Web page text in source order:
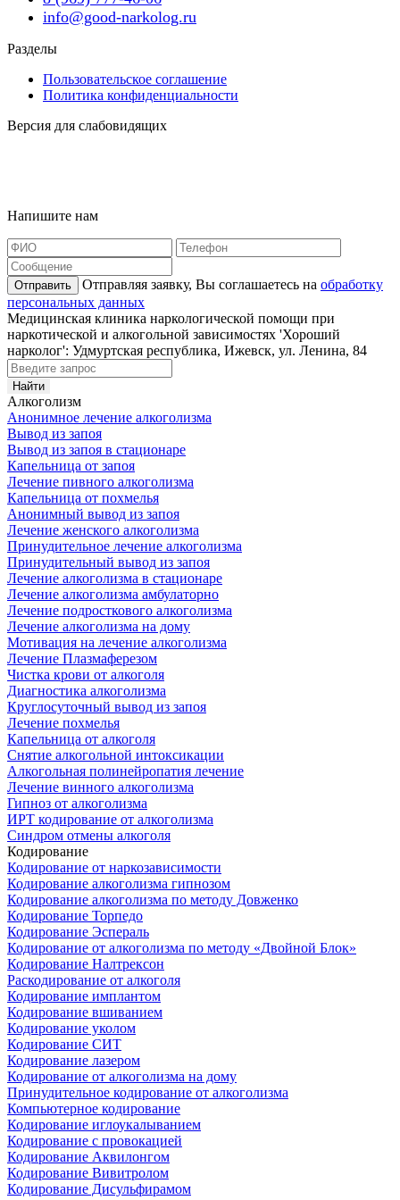
info@good-narkolog.ru
Разделы
Пользовательское соглашение
Политика конфиденциальности
Версия для слабовидящих
Напишите нам
Отправить Отправляя заявку, Вы соглашаетесь на обработку
персональных данных
Медицинская клиника наркологической помощи при
наркотической и алкогольной зависимостях 'Хороший
нарколог': Удмуртская республика, Ижевск, ул. Ленина, 84
Алкоголизм
Анонимное лечение алкоголизма
Вывод из запоя
Вывод из запоя в стационаре
Капельница от запоя
Лечение пивного алкоголизма
Капельница от похмелья
Анонимный вывод из запоя
Лечение женского алкоголизма
Принудительное лечение алкоголизма
Принудительный вывод из запоя
Лечение алкоголизма в стационаре
Лечение алкоголизма амбулаторно
Лечение подросткового алкоголизма
Лечение алкоголизма на дому
Мотивация на лечение алкоголизма
Лечение Плазмаферезом
Чистка крови от алкоголя
Диагностика алкоголизма
Круглосуточный вывод из запоя
Лечение похмелья
Капельница от алкоголя
Снятие алкогольной интоксикации
Алкогольная полинейропатия лечение
Лечение винного алкоголизма
Гипноз от алкоголизма
ИРТ кодирование от алкоголизма
Синдром отмены алкоголя
Кодирование
Кодирование от наркозависимости
Кодирование алкоголизма гипнозом
Кодирование алкоголизма по методу Довженко
Кодирование Торпедо
Кодирование Эспераль
Кодирование от алкоголизма по методу «Двойной Блок»
Кодирование Налтрексон
Раскодирование от алкоголя
Кодирование имплантом
Кодирование вшиванием
Кодирование уколом
Кодирование СИТ
Кодирование лазером
Кодирование от алкоголизма на дому
Принудительное кодирование от алкоголизма
Компьютерное кодирование
Кодирование иглоукалыванием
Кодирование с провокацией
Кодирование Аквилонгом
Кодирование Вивитролом
Кодирование Дисульфирамом